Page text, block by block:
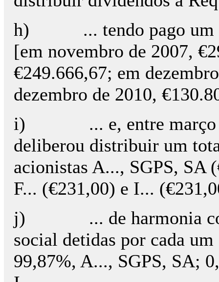
h) ... tendo pago um
[em novembro de 2007,
€249.666,67; em
dezembro de 2010,
i) ... e, entre março de
deliberou distribuir um
acionistas A..., SGPS, SA
F... (€231,00) e I...
j) ... de harmonia com
social detidas por cada
99,87%, A..., SGPS, SA;